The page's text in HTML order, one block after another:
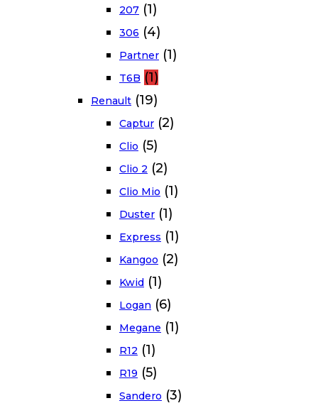
207 (1)
306 (4)
Partner (1)
T6B (1)
Renault (19)
Captur (2)
Clio (5)
Clio 2 (2)
Clio Mio (1)
Duster (1)
Express (1)
Kangoo (2)
Kwid (1)
Logan (6)
Megane (1)
R12 (1)
R19 (5)
Sandero (3)